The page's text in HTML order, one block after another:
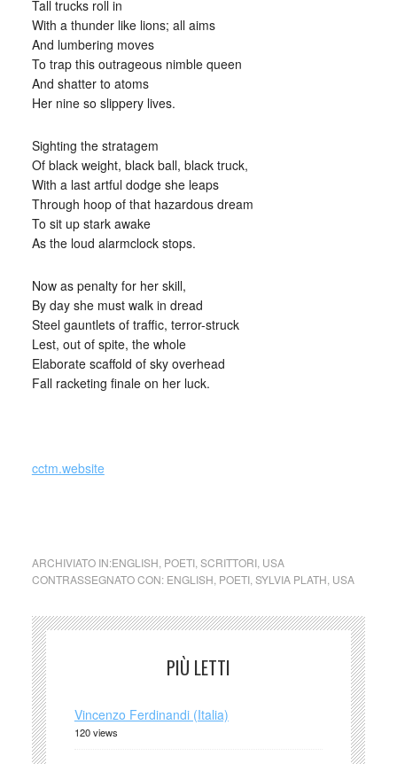
Tall trucks roll in
With a thunder like lions; all aims
And lumbering moves
To trap this outrageous nimble queen
And shatter to atoms
Her nine so slippery lives.
Sighting the stratagem
Of black weight, black ball, black truck,
With a last artful dodge she leaps
Through hoop of that hazardous dream
To sit up stark awake
As the loud alarmclock stops.
Now as penalty for her skill,
By day she must walk in dread
Steel gauntlets of traffic, terror-struck
Lest, out of spite, the whole
Elaborate scaffold of sky overhead
Fall racketing finale on her luck.
cctm.website
ARCHIVIATO IN:ENGLISH POETI, SCRITTORI, USA
CONTRASSEGNATO CON: ENGLISH POETI, SYLVIA PLATH USA
PIÙ LETTI
Vincenzo Ferdinandi (Italia)
120 views